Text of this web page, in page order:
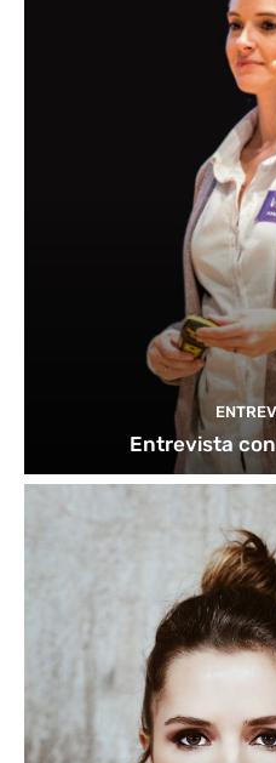
Entrevista